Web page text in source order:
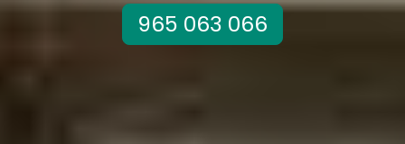
965 063 066